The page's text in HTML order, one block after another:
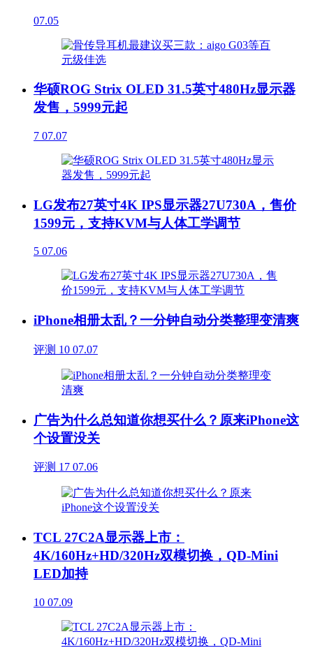
07.05
华硕ROG Strix OLED 31.5英寸480Hz显示器
发售，5999元起
7 07.07
LG发布27英寸4K IPS显示器27U730A，售价
1599元，支持KVM与人体工学调节
5 07.06
iPhone相册太乱？一分钟自动分类整理变清爽
评测 10 07.07
广告为什么总知道你想买什么？原来iPhone这
个设置没关
评测 17 07.06
TCL 27C2A显示器上市：
4K/160Hz+HD/320Hz双模切换，QD-Mini
LED加持
10 07.09